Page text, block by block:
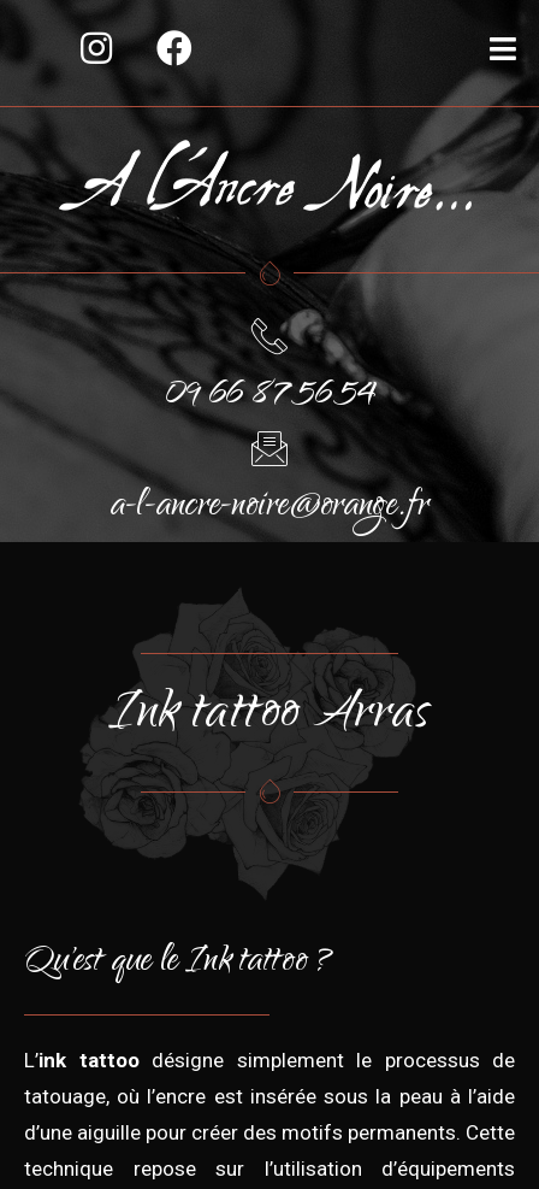
09 66 87 56 54
a-l-ancre-noire@orange.fr
Ink tattoo Arras
Qu'est que le Ink tattoo ?
L’ink tattoodésigne simplement le processus de
tatouage, où l’encre est insérée sous la peau à l’aide
d’une aiguille pour créer des motifs permanents. Cette
technique repose sur l’utilisation d’équipements